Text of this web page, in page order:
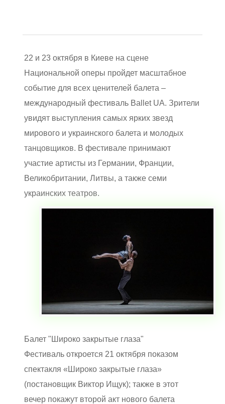
22 и 23 октября в Киеве на сцене
Национальной оперы пройдет масштабное
событие для всех ценителей балета –
международный фестиваль Ballet UA. Зрители
увидят выступления самых ярких звезд
мирового и украинского балета и молодых
танцовщиков. В фестивале принимают
участие артисты из Германии, Франции,
Великобритании, Литвы, а также семи
украинских театров.
Балет "Широко закрытые глаза"
Фестиваль откроется 21 октября показом
спектакля «Широко закрытые глаза»
(постановщик Виктор Ищук); также в этот
вечер покажут второй акт нового балета